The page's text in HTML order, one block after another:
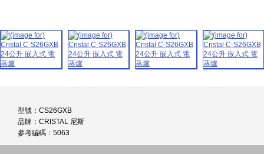
型號：CS26GXB
品牌：CRISTAL 尼斯
參考編碼：5063